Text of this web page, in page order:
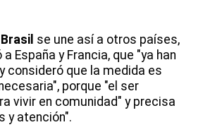
Brasil se une así a otros países,
España y Francia, que "ya han
consideró que la medida es
porque "el ser
vivir en comunidad" y precisa
y atención".